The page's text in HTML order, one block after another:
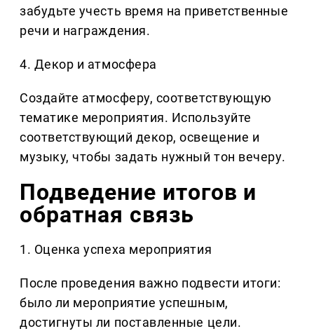
забудьте учесть время на приветственные
речи и награждения.
4. Декор и атмосфера
Создайте атмосферу, соответствующую
тематике мероприятия. Используйте
соответствующий декор, освещение и
музыку, чтобы задать нужный тон вечеру.
Подведение итогов и
обратная связь
1. Оценка успеха мероприятия
После проведения важно подвести итоги:
было ли мероприятие успешным,
достигнуты ли поставленные цели.